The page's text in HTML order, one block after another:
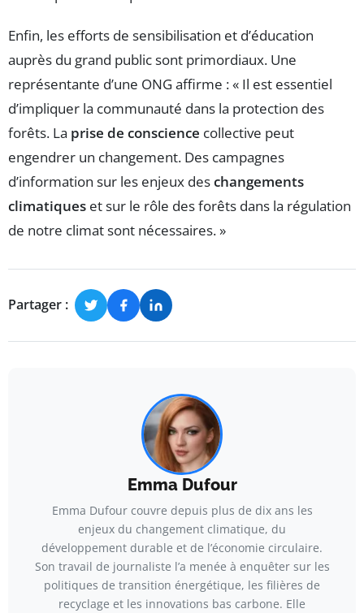
Enfin, les efforts de sensibilisation et d’éducation
auprès du grand public sont primordiaux. Une
représentante d’une ONG affirme : « Il est essentiel
d’impliquer la communauté dans la protection des
forêts. La prise de conscience collective peut
engendrer un changement. Des campagnes
d’information sur les enjeux deschangements
climatiques et sur le rôle des forêts dans la régulation
de notre climat sont nécessaires. »
Partager :
Emma Dufour
Emma Dufour couvre depuis plus de dix ans les
enjeux du changement climatique, du
développement durable et de l’économie circulaire.
Son travail de journaliste l’a menée à enquêter sur les
politiques de transition énergétique, les filières de
recyclage et les innovations bas carbone. Elle